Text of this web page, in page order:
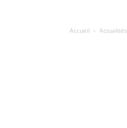
Accueil Actualités